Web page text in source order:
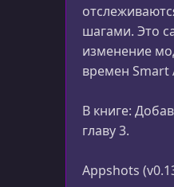
шагами. Это
изменение
времен Smart
В книге:
главу 3.
Appshots